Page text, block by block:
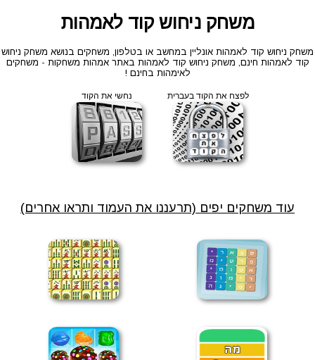
משחק ניחוש קוד לאמהות
משחק ניחוש קוד לאמהות אונליין במחשב או בטלפון, משחקים בנושא משחק ניחוש
קוד לאמהות חינם, משחק ניחוש קוד לאמהות באתר אמהות משחקות - משחקים
לאימהות בחינם !
לפצח את הקוד בעברית נחשי את הקוד
עוד משחקים יפים (תרעננו את העמוד ותראו אחרים)